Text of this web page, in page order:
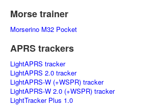
Morse trainer
Morserino M32 Pocket
APRS trackers
LightAPRS tracker
LightAPRS 2.0 tracker
LightAPRS-W (+WSPR) tracker
LightAPRS-W 2.0 (+WSPR) tracker
LightTracker Plus 1.0